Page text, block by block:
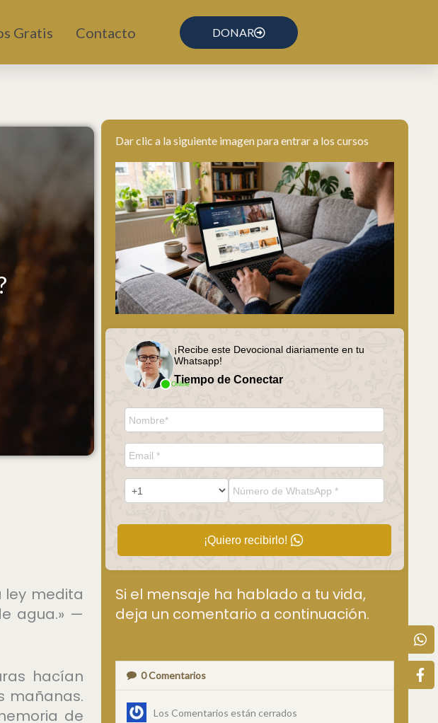
Gratis Contacto DONAR
ley medita
agua.» —
hacían
mañanas.
de
Dar clic a la siguiente imagen para entrar a los cursos
Online
¡Recibe este Devocional diariamente en tu
Whatsapp!
Tiempo de Conectar
¡Quiero recibirlo!
Si el mensaje ha hablado a tu vida,
deja un comentario a continuación.
0Comentarios
Los Comentarios están cerrados